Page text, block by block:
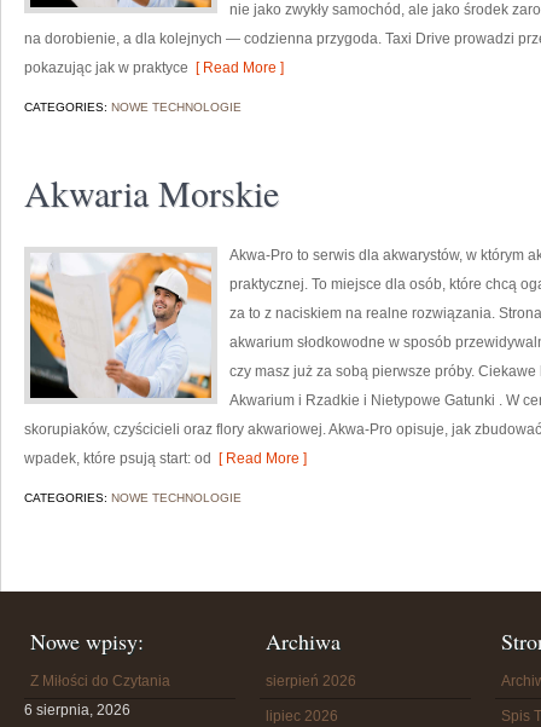
nie jako zwykły samochód, ale jako środek
na dorobienie, a dla kolejnych — codzienna przygoda. Taxi Drive prowadzi
pokazując jak w praktyce [ Read More ]
CATEGORIES: NOWE TECHNOLOGIE
Akwaria Morskie
Akwa-Pro to serwis dla akwarystów, w którym
praktycznej. To miejsce dla osób, które chcą
za to z naciskiem na realne rozwiązania.
akwarium słodkowodne w sposób
czy masz już za sobą pierwsze próby.
Akwarium i Rzadkie i Nietypowe Gatunki . W
skorupiaków, czyścicieli oraz flory akwariowej. Akwa-Pro opisuje, jak
wpadek, które psują start: od
[ Read More ]
CATEGORIES: NOWE TECHNOLOGIE
Nowe wpisy:
Z Miłości do Czytania
6 sierpnia, 2026
Archiwa
sierpień 2026
lipiec 2026 Spis